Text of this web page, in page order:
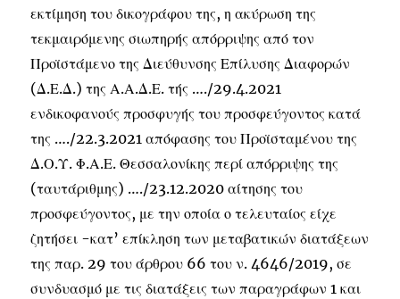
εκτίμηση του δικογράφου της, η ακύρωση της
τεκμαιρόμενης σιωπηρής απόρριψης από τον
Προϊστάμενο της Διεύθυνσης Επίλυσης Διαφορών
(Δ.Ε.Δ.) της Α.Α.Δ.Ε. τής …./29.4.2021
ενδικοφανούς προσφυγής του προσφεύγοντος κατά
της …./22.3.2021 απόφασης του Προϊσταμένου της
Δ.Ο.Υ. Φ.Α.Ε. Θεσσαλονίκης περί απόρριψης της
(ταυτάριθμης) …./23.12.2020 αίτησης του
προσφεύγοντος, με την οποία ο τελευταίος είχε
ζητήσει -κατ’ επίκληση των μεταβατικών διατάξεων
της παρ. 29 του άρθρου 66 του ν. 4646/2019, σε
συνδυασμό με τις διατάξεις των παραγράφων 1 και